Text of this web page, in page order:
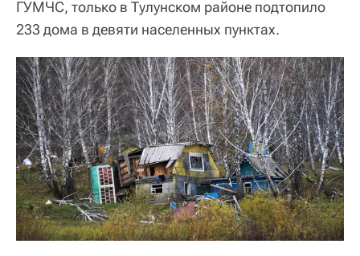
ГУМЧС, только в Тулунском районе подтопило
233 дома в девяти населенных пунктах.